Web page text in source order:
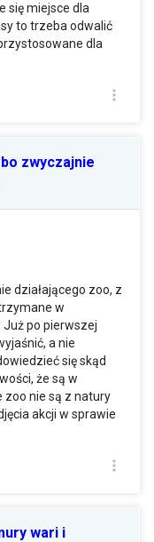
się miejsce dla
to trzeba odwalić
dla
zwyczajnie
działającego zoo, z
w
po pierwszej
a nie
się skąd
że są w
zoo nie są z natury
akcji w sprawie
wari i